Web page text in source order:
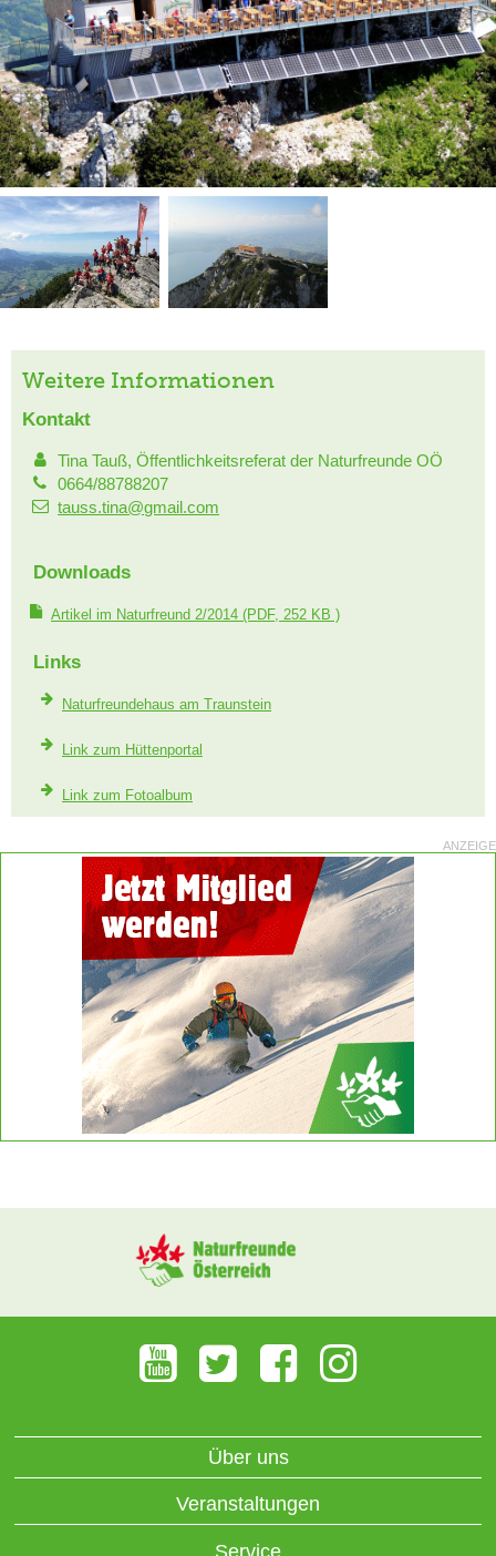
Weitere Informationen
Kontakt
Tina Tauß, Öffentlichkeitsreferat der Naturfreunde OÖ
0664/88788207
tauss.tina@gmail.com
Downloads
Artikel im Naturfreund 2/2014 (PDF, 252 KB )
Links
Naturfreundehaus am Traunstein
Link zum Hüttenportal
Link zum Fotoalbum
ANZEIGE
Über uns
Veranstaltungen
Service